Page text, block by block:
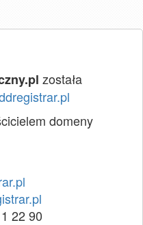
została
domeny
22 90